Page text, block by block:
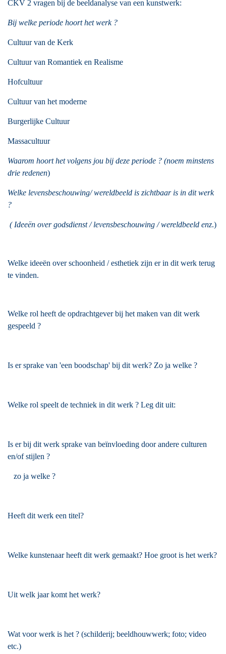
CKV 2 vragen bij de beeldanalyse van een kunstwerk:
Bij welke periode hoort het werk ?
Cultuur van de Kerk
Cultuur van Romantiek en Realisme
Hofcultuur
Cultuur van het moderne
Burgerlijke Cultuur
Massacultuur
Waarom hoort het volgens jou bij deze periode ? (noem minstens
drie redenen)
Welke levensbeschouwing/ wereldbeeld is zichtbaar is in dit werk
?
( Ideeën over godsdienst / levensbeschouwing / wereldbeeld enz.)
Welke ideeën over schoonheid / esthetiek zijn er in dit werk terug
te vinden.
Welke rol heeft de opdrachtgever bij het maken van dit werk
gespeeld ?
Is er sprake van 'een boodschap' bij dit werk? Zo ja welke ?
Welke rol speelt de techniek in dit werk ? Leg dit uit:
Is er bij dit werk sprake van beïnvloeding door andere culturen
en/of stijlen ?
zo ja welke ?
Heeft dit werk een titel?
Welke kunstenaar heeft dit werk gemaakt? Hoe groot is het werk?
Uit welk jaar komt het werk?
Wat voor werk is het ? (schilderij; beeldhouwwerk; foto; video
etc.)